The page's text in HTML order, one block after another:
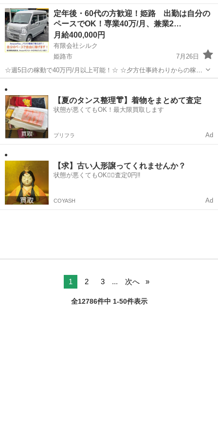
持ちでない業者様はリースも可能です。 ・個人の方で土曜日、日曜日
のみのアルバイトでも大丈夫です。 ・重たい荷物等は一切ありませ
ん。女性の方でも問題なく出来...
兵庫 姫路市 白浜の宮駅 配送 冷蔵車
定年後・60代の方歓迎！姫路 出勤は自分の
ペースでOK！専業40万/月、兼業2…
月給400,000円
有限会社シルク
姫路市
7月26日
☆週5日の稼動で40万円/月以上可能！☆ ☆夕方仕事終わりからの稼
働、休日の稼動で20万円/月以上可能！☆ ☆雇われない働き方、自由な
スタイルでの働き方を【Amazon Flex】で始めましょう！☆ 個人事業
主とし...
【夏のタンス整理👘】着物をまとめて査定
状態が悪くてもOK！最大限買取します
プリフラ Ad
【求】古い人形譲ってくれませんか？
状態が悪くてもOK🙆‍♀️査定0円‼️
COYASH Ad
1 2 3 ... 次へ
全12786件中 1-50件表示